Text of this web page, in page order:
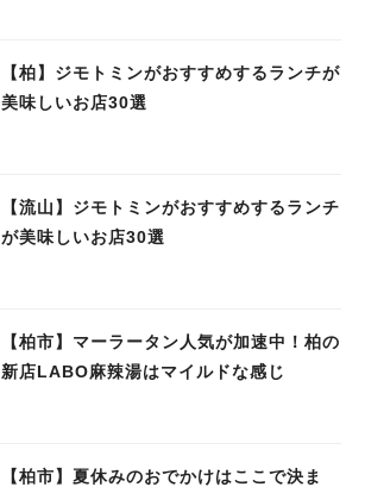
【柏】ジモトミンがおすすめするランチが
美味しいお店30選
【流山】ジモトミンがおすすめするランチ
が美味しいお店30選
【柏市】マーラータン人気が加速中！柏の
新店LABO麻辣湯はマイルドな感じ
【柏市】夏休みのおでかけはここで決ま